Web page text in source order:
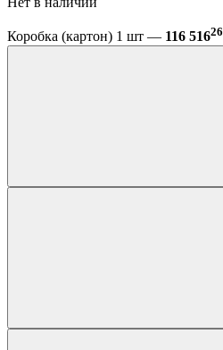
Коробка (картон) 1 шт — 116 51626